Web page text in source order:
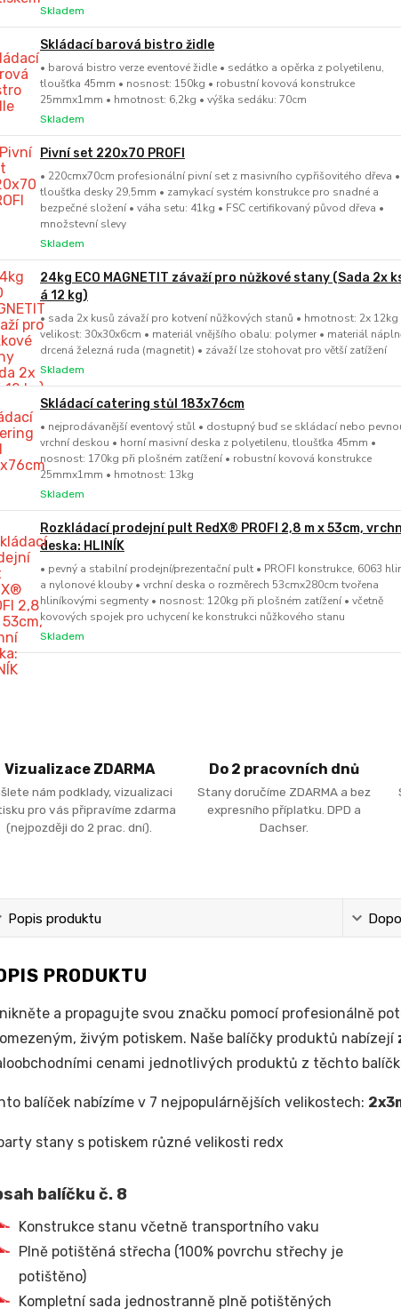
Skladem
Skládací barová bistro židle
• barová bistro verze eventové židle • sedátko a opěrka z polyetilenu,
tloušťka 45mm • nosnost: 150kg • robustní kovová konstrukce
25mmx1mm • hmotnost: 6,2kg • výška sedáku: 70cm
Skladem
Pivní set 220x70 PROFI
• 220cmx70cm profesionální pivní set z masivního cypřišovitého dřeva •
tloušťka desky 29,5mm • zamykací systém konstrukce pro snadné a
bezpečné složení • váha setu: 41kg • FSC certifikovaný původ dřeva •
množstevní slevy
Skladem
24kg ECO MAGNETIT závaží pro nůžkové stany (Sada 2x
á 12 kg)
• sada 2x kusů závaží pro kotvení nůžkových stanů • hmotnost: 2x 12kg
velikost: 30x30x6cm • materiál vnějšího obalu: polymer • materiál
drcená železná ruda (magnetit) • závaží lze stohovat pro větší zatížení
Skladem
Skládací catering stůl 183x76cm
• nejprodávanější eventový stůl • dostupný buď se skládací nebo
vrchní deskou • horní masivní deska z polyetilenu, tloušťka 45mm •
nosnost: 170kg při plošném zatížení • robustní kovová konstrukce
25mmx1mm • hmotnost: 13kg
Skladem
Rozkládací prodejní pult RedX® PROFI 2,8 m x 53cm,
deska: HLINÍK
• pevný a stabilní prodejní/prezentační pult • PROFI konstrukce, 6063
a nylonové klouby • vrchní deska o rozměrech 53cmx280cm tvořena
hliníkovými segmenty • nosnost: 120kg při plošném zatížení • včetně
kovových spojek pro uchycení ke konstrukci nůžkového stanu
Skladem
Vizualizace ZDARMA
nám podklady, vizualizaci
pro vás připravíme zdarma
(nejpozději do 2 prac. dní).
Do 2 pracovních dnů
Stany doručíme ZDARMA a bez
expresního příplatku. DPD a
Dachser.
Popis produktu
PRODUKTU
a propagujte svou značku pomocí profesionálně
živým potiskem. Naše balíčky produktů nabízejí
cenami jednotlivých produktů z těchto
balíček nabízíme v 7 nejpopulárnějších velikostech:
balíčku č. 8
Konstrukce stanu včetně transportního vaku
Plně potištěná střecha (100% povrchu střechy je
potištěno)
Kompletní sada jednostranně plně potištěných